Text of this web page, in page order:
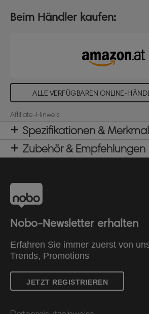
oder mit Magneten für
erfolgt mit einem Marker, 2
Klebepads und Befestigungs-
Beim Händler kaufen:
ALLE VERFÜGBAREN ONLINE-
Affiliate-Hinweis
Spezifikationen &
Zubehör & Empfehlungen
Nobo-Newsletter erhalten
Erfahren Sie immer zuerst von
Trends, Promotions
JETZT REGISTRIEREN